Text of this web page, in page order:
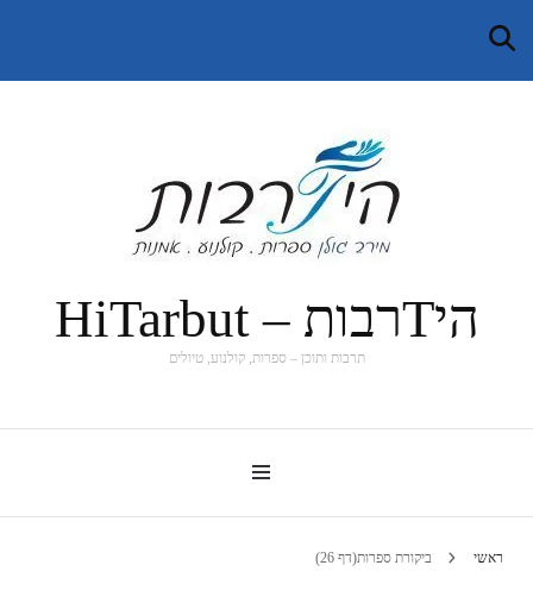
היTרבות – HiTarbut
תרבות ותוכן – ספרות, קולנוע, טיולים
ראשי ביקורת ספרות(דף 26)